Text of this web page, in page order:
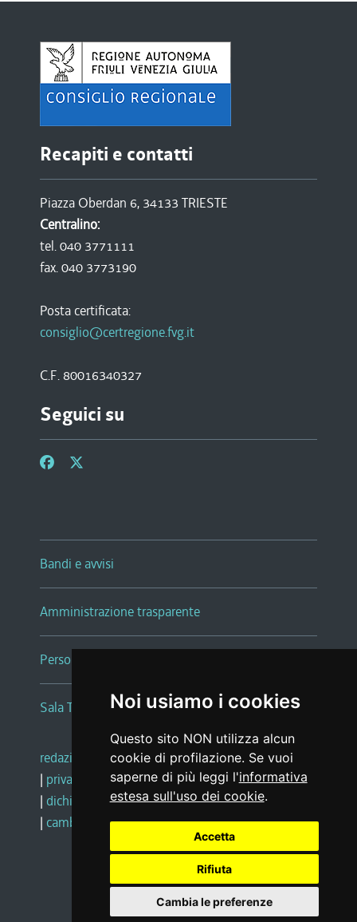
Noi usiamo i cookies
Questo sito NON utilizza alcun
cookie di profilazione. Se vuoi
saperne di più leggi l'informativa
estesa sull'uso dei cookie.
Accetta
Rifiuta
Cambia le preferenze
Recapiti e contatti
Piazza Oberdan 6, 34133 TRIESTE
Centralino:
tel. 040 3771111
fax. 040 3773190
Posta certificata:
consiglio@certregione.fvg.it
C.F. 80016340327
Seguici su
Bandi e avvisi
Amministrazione trasparente
Persone e Uffici
Sala Tiziano Tessitori
redazione web |note legali |glossario
| privacy
social media policy
| dichiarazione di accessibilità |feedback
| cambio preferenze cookie
Realizzato da